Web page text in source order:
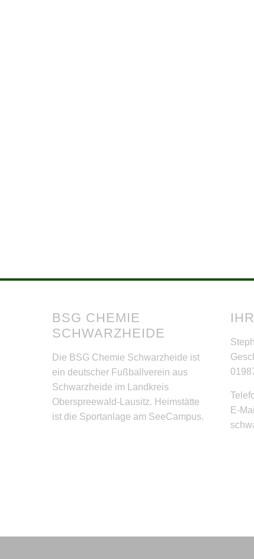
BSG CHEMIE
SCHWARZHEIDE
Die BSG Chemie Schwarzheide ist
ein deutscher Fußballverein aus
Schwarzheide im Landkreis
Oberspreewald-Lausitz. Heimstätte
ist die Sportanlage am SeeCampus.
E-